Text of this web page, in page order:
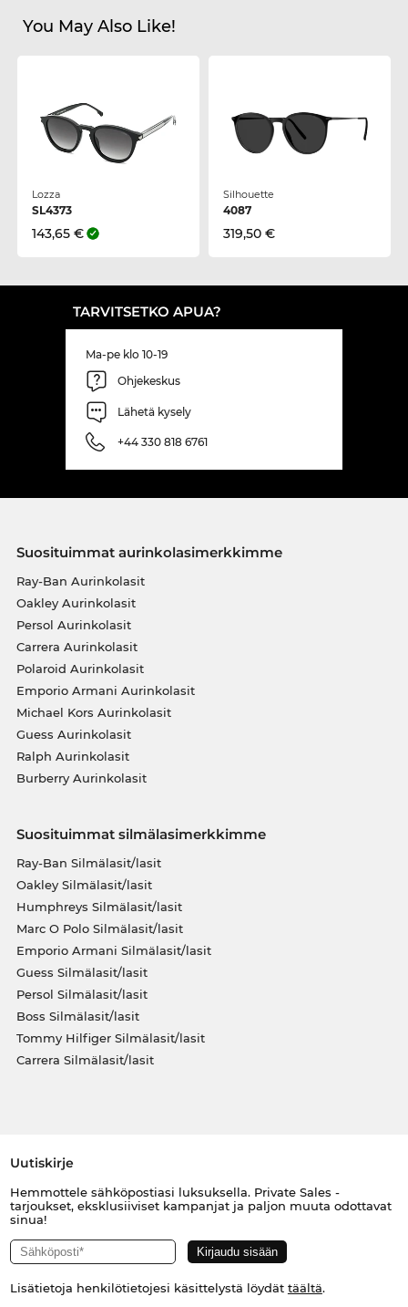
You May Also Like!
Lozza
SL4373
143,65 €
Silhouette
4087
319,50 €
TARVITSETKO APUA?
Ma-pe klo 10-19
Ohjekeskus
Lähetä kysely
+44 330 818 6761
Suosituimmat aurinkolasimerkkimme
Ray-Ban Aurinkolasit
Oakley Aurinkolasit
Persol Aurinkolasit
Carrera Aurinkolasit
Polaroid Aurinkolasit
Emporio Armani Aurinkolasit
Michael Kors Aurinkolasit
Guess Aurinkolasit
Ralph Aurinkolasit
Burberry Aurinkolasit
Suosituimmat silmälasimerkkimme
Ray-Ban Silmälasit/lasit
Oakley Silmälasit/lasit
Humphreys Silmälasit/lasit
Marc O Polo Silmälasit/lasit
Emporio Armani Silmälasit/lasit
Guess Silmälasit/lasit
Persol Silmälasit/lasit
Boss Silmälasit/lasit
Tommy Hilfiger Silmälasit/lasit
Carrera Silmälasit/lasit
Uutiskirje
Hemmottele sähköpostiasi luksuksella. Private Sales -
tarjoukset, eksklusiiviset kampanjat ja paljon muuta odottavat
sinua!
Lisätietoja henkilötietojesi käsittelystä löydät täältä.